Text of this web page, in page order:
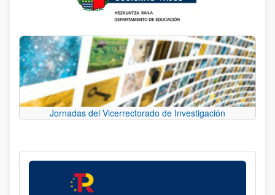
Jornadas del Vicerrectorado de Investigación